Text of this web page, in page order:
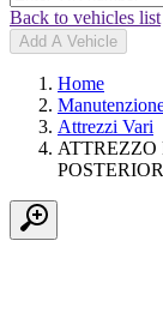
Back to vehicles list
Add A Vehicle
Home
Attrezzi Vari
ATTREZZO